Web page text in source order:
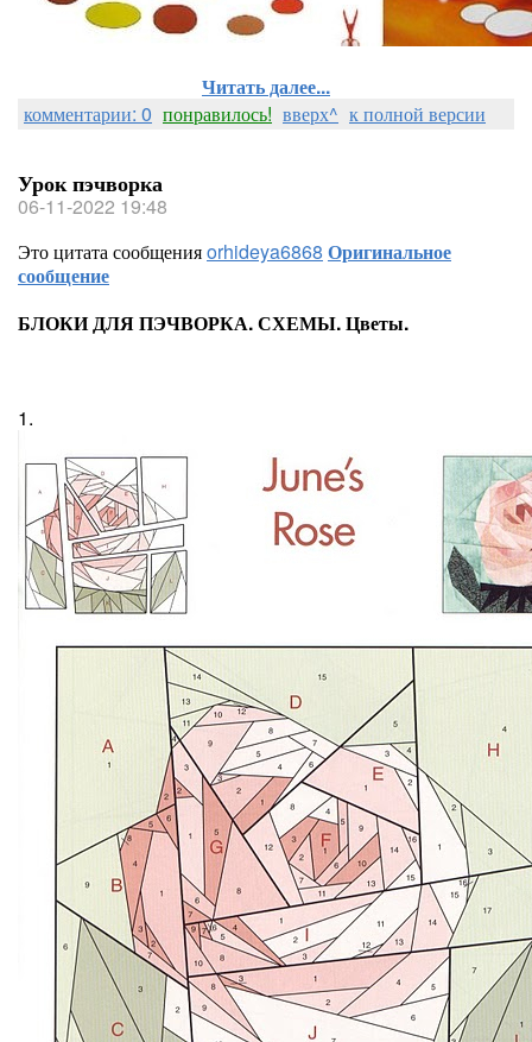
Читать далее...
комментарии: 0 понравилось! вверх^ к полной версии
Урок пэчворка
06-11-2022 19:48
Это цитата сообщенияorhideya6868 Оригинальное
сообщение
БЛОКИ ДЛЯ ПЭЧВОРКА. СХЕМЫ. Цветы.
1.